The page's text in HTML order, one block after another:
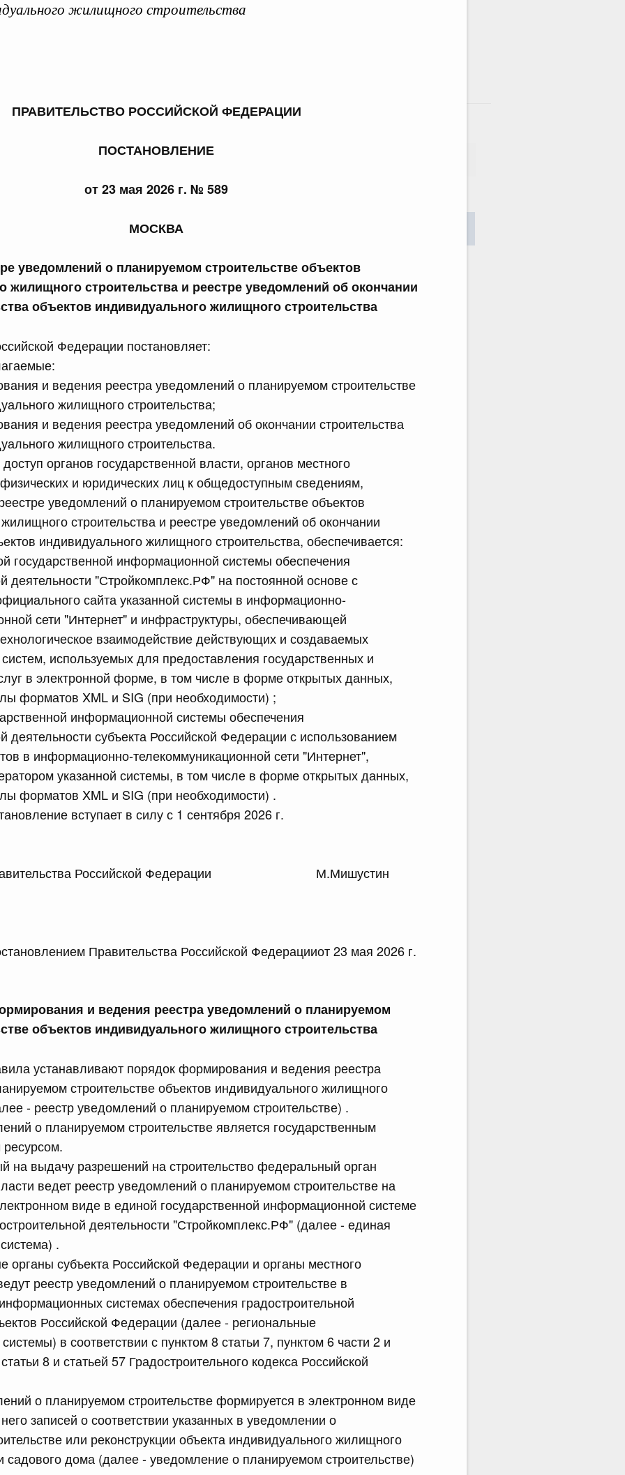
жилищного строительства
ПРАВИТЕЛЬСТВО РОССИЙСКОЙ ФЕДЕРАЦИИ
ПОСТАНОВЛЕНИЕ
от 23 мая 2026 г. № 589
МОСКВА
уведомлений о планируемом строительстве объектов
жилищного строительства и реестре уведомлений об окончании
объектов индивидуального жилищного строительства
Федерации постановляет:
и ведения реестра уведомлений о планируемом строительстве
жилищного строительства;
и ведения реестра уведомлений об окончании строительства
жилищного строительства.
органов государственной власти, органов местного
и юридических лиц к общедоступным сведениям,
уведомлений о планируемом строительстве объектов
строительства и реестре уведомлений об окончании
индивидуального жилищного строительства, обеспечивается:
государственной информационной системы обеспечения
деятельности "Стройкомплекс.РФ" на постоянной основе с
сайта указанной системы в информационно-
сети "Интернет" и инфраструктуры, обеспечивающей
взаимодействие действующих и создаваемых
используемых для предоставления государственных и
в электронной форме, в том числе в форме открытых данных,
форматов XML и SIG (при необходимости) ;
информационной системы обеспечения
деятельности субъекта Российской Федерации с использованием
в информационно-телекоммуникационной сети "Интернет",
указанной системы, в том числе в форме открытых данных,
форматов XML и SIG (при необходимости) .
вступает в силу с 1 сентября 2026 г.
Правительства Российской Федерации М.Мишустин
Правительства Российской Федерацииот 23 мая 2026 г.
и ведения реестра уведомлений о планируемом
объектов индивидуального жилищного строительства
устанавливают порядок формирования и ведения реестра
строительстве объектов индивидуального жилищного
- реестр уведомлений о планируемом строительстве) .
о планируемом строительстве является государственным
на выдачу разрешений на строительство федеральный орган
ведет реестр уведомлений о планируемом строительстве на
виде в единой государственной информационной системе
деятельности "Стройкомплекс.РФ" (далее - единая
.
органы субъекта Российской Федерации и органы местного
реестр уведомлений о планируемом строительстве в
системах обеспечения градостроительной
Российской Федерации (далее - региональные
в соответствии с пунктом 8 статьи 7, пунктом 6 части 2 и
8 и статьей 57 Градостроительного кодекса Российской
о планируемом строительстве формируется в электронном виде
записей о соответствии указанных в уведомлении о
или реконструкции объекта индивидуального жилищного
садового дома (далее - уведомление о планируемом строительстве)
к ним
июля, пятница
Федерации от 24.07.2026 г. № 933
процентной ставки размещения средств резерва
Российской Федерации по обязательному
июля, четверг
Федерации от 23.07.2026 г. № 927
изменений в Соглашение о единых принципах и
(изделий медицинского назначения и медицинской
союза от 23 декабря 2014 года
Федерации от 23.07.2026 г. № 926
Правительством Российской Федерации и
трудовой деятельности граждан одного
Федерации от 23.07.2026 г. № 928
Российской Федерации от 20 июля 2011 г.
Федерации от 23.07.2026 г. № 929
Российской Федерации от 24 декабря 2021
22 июля, среда
Федерации от 22.07.2026 г. № 921
Российской Федерации от 30 ноября 2022
Федерации от 22.07.2026 г. № 924
Российской Федерации от 28 марта 2026 г.
Федерации от 22.07.2026 г. № 925
Федерации от 22.07.2026 г. № 922
Российской Федерации в сфере
июля, вторник
Федерации от 21.07.2026 г. № 917
Российской Федерации от 27 октября 2021
Федерации от 21.07.2026 г. № 916
Российской Федерации от 25 ноября 2025
Федерации от 21.07.2026 г. № 918
Российской Федерации от 29 июня 2021 г.
Федерации от 21.07.2026 г. № 920